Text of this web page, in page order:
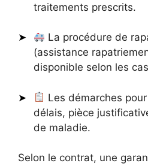
traitements prescrits.
La procédure de
(assistance
disponible selon les
Les démarches
délais, pièce
de maladie.
Selon le contrat, une